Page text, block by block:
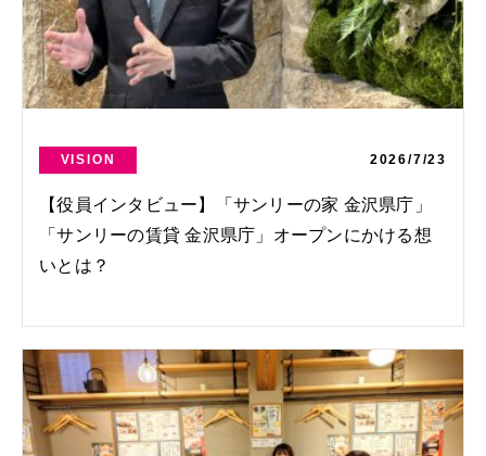
VISION 2026/7/23
【役員インタビュー】「サンリーの家 金沢県庁」
「サンリーの賃貸 金沢県庁」オープンにかける想
いとは？